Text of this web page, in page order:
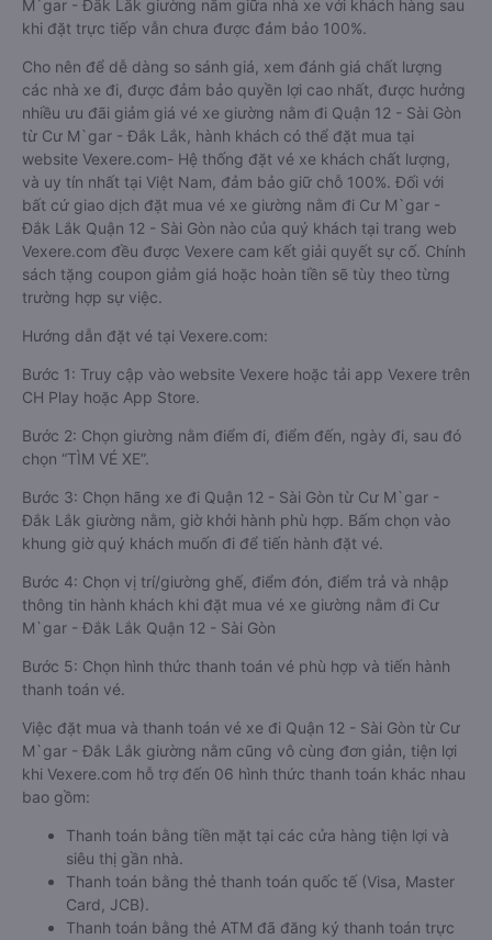
M`gar - Đắk Lắk giường nằm giữa nhà xe với khách hàng sau
khi đặt trực tiếp vẫn chưa được đảm bảo 100%.
Cho nên để dễ dàng so sánh giá, xem đánh giá chất lượng
các nhà xe đi, được đảm bảo quyền lợi cao nhất, được hưởng
nhiều ưu đãi giảm giá vé xe giường nằm đi Quận 12 - Sài Gòn
từ Cư M`gar - Đắk Lắk, hành khách có thể đặt mua tại
website Vexere.com- Hệ thống đặt vé xe khách chất lượng,
và uy tín nhất tại Việt Nam, đảm bảo giữ chỗ 100%. Đối với
bất cứ giao dịch đặt mua vé xe giường nằm đi Cư M`gar -
Đắk Lắk Quận 12 - Sài Gòn nào của quý khách tại trang web
Vexere.com đều được Vexere cam kết giải quyết sự cố. Chính
sách tặng coupon giảm giá hoặc hoàn tiền sẽ tùy theo từng
trường hợp sự việc.
Hướng dẫn đặt vé tại Vexere.com:
Bước 1: Truy cập vào website Vexere hoặc tải app Vexere trên
CH Play hoặc App Store.
Bước 2: Chọn giường nằm điểm đi, điểm đến, ngày đi, sau đó
chọn “TÌM VÉ XE”.
Bước 3: Chọn hãng xe đi Quận 12 - Sài Gòn từ Cư M`gar -
Đắk Lắk giường nằm, giờ khởi hành phù hợp. Bấm chọn vào
khung giờ quý khách muốn đi để tiến hành đặt vé.
Bước 4: Chọn vị trí/giường ghế, điểm đón, điểm trả và nhập
thông tin hành khách khi đặt mua vé xe giường nằm đi Cư
M`gar - Đắk Lắk Quận 12 - Sài Gòn
Bước 5: Chọn hình thức thanh toán vé phù hợp và tiến hành
thanh toán vé.
Việc đặt mua và thanh toán vé xe đi Quận 12 - Sài Gòn từ Cư
M`gar - Đắk Lắk giường nằm cũng vô cùng đơn giản, tiện lợi
khi Vexere.com hỗ trợ đến 06 hình thức thanh toán khác nhau
bao gồm:
Thanh toán bằng tiền mặt tại các cửa hàng tiện lợi và
siêu thị gần nhà.
Thanh toán bằng thẻ thanh toán quốc tế (Visa, Master
Card, JCB).
Thanh toán bằng thẻ ATM đã đăng ký thanh toán trực